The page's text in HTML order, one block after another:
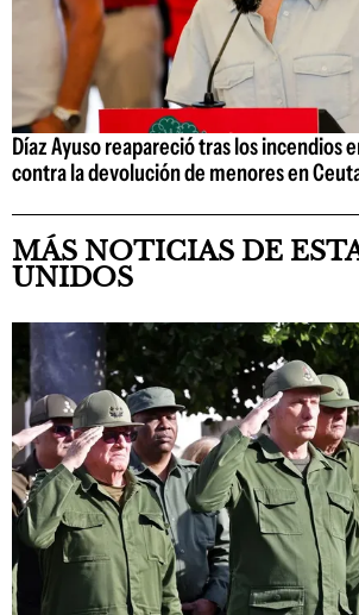
Díaz Ayuso reapareció tras los incendios
contra la devolución de menores en
MÁS NOTICIAS DE
UNIDOS